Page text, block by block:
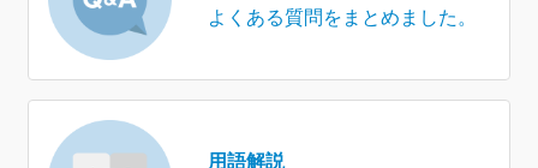
よくある質問をまとめました。
用語解説